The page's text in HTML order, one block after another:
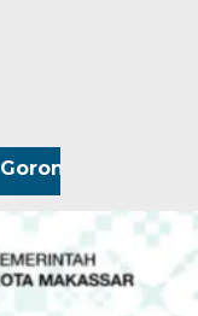
Gorontalo